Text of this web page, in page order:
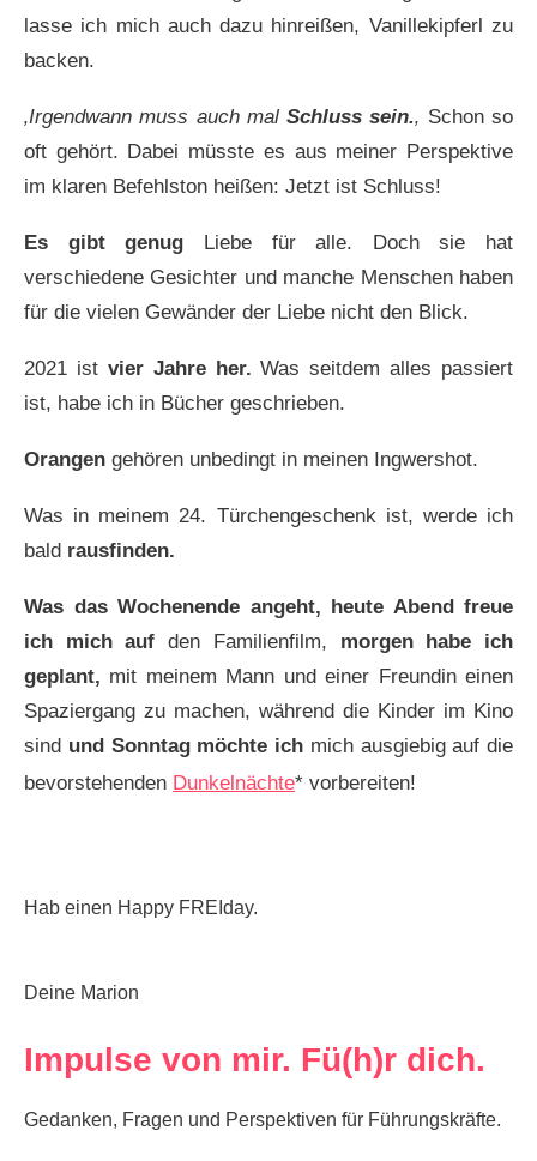
lasse ich mich auch dazu hinreißen, Vanillekipferl zu
backen.
‚Irgendwann muss auch malSchluss sein.‚ Schon so
oft gehört. Dabei müsste es aus meiner Perspektive
im klaren Befehlston heißen: Jetzt ist Schluss!
Es gibt genug Liebe für alle. Doch sie hat
verschiedene Gesichter und manche Menschen haben
für die vielen Gewänder der Liebe nicht den Blick.
2021 ist vier Jahre her. Was seitdem alles passiert
ist, habe ich in Bücher geschrieben.
Orangen gehören unbedingt in meinen Ingwershot.
Was in meinem 24. Türchengeschenk ist, werde ich
bald rausfinden.
Was das Wochenende angeht, heute Abend freue
ich mich auf den Familienfilm, morgen habe ich
geplant, mit meinem Mann und einer Freundin einen
Spaziergang zu machen, während die Kinder im Kino
sind und Sonntag möchte ich mich ausgiebig auf die
bevorstehenden Dunkelnächte* vorbereiten!
Hab einen Happy FREIday.
Deine Marion
Impulse von mir. Fü(h)r dich.
Gedanken, Fragen und Perspektiven für Führungskräfte.